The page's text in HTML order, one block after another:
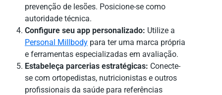
prevenção de lesões. Posicione-se como
autoridade técnica.
Configure seu app personalizado: Utilize a
Personal Millbody para ter uma marca própria
e ferramentas especializadas em avaliação.
Estabeleça parcerias estratégicas: Conecte-
se com ortopedistas, nutricionistas e outros
profissionais da saúde para referências